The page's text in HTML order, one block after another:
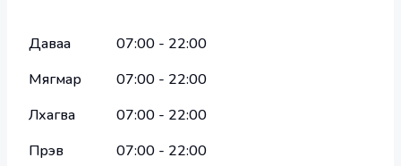
Даваа 07:00 - 22:00
Мягмар
07:00 - 22:00
Лхагва
07:00 - 22:00
Пүрэв
07:00 - 22:00